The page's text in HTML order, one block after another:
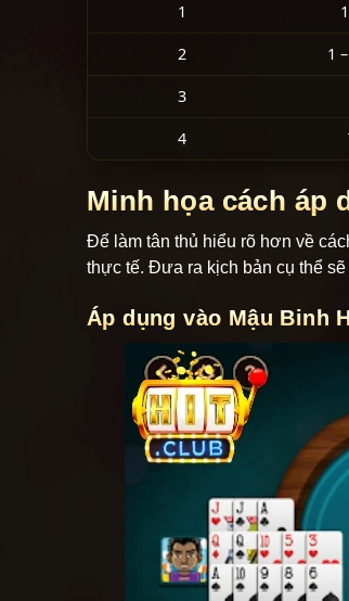
1
2 1
3
4
Minh họa cách áp
Để làm tân thủ hiểu rõ hơn về
thực tế. Đưa ra kịch bản cụ thể
Áp dụng vào Mậu Binh